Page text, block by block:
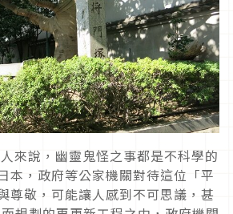
來說，幽靈鬼怪之事都是不科學的
本，政府等公家機關對待這位「平
尊敬，可能讓人感到不可思議，甚